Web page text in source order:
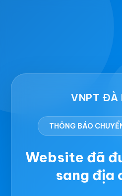
VNPT ĐÀ
THÔNG BÁO
Website đã
sang địa